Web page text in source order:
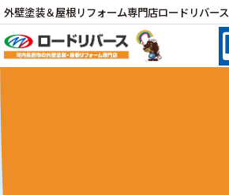
外壁塗装＆屋根リフォーム専門店ロードリバース